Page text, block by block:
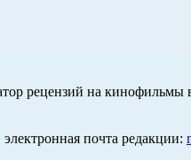
рецензий на кинофильмы
почта редакции: